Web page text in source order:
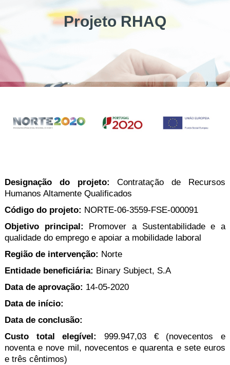
Projeto RHAQ
Designação do projeto: Contratação de Recursos
Humanos Altamente Qualificados
Código do projeto: NORTE-06-3559-FSE-000091
Objetivo principal: Promover a Sustentabilidade e a
qualidade do emprego e apoiar a mobilidade laboral
Região de intervenção: Norte
Entidade beneﬁciária: Binary Subject, S.A
Data de aprovação: 14-05-2020
Data de início:
Data de conclusão:
Custo total elegível: 999.947,03 € (novecentos e
noventa e nove mil, novecentos e quarenta e sete euros
e três cêntimos)